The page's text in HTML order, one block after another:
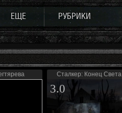
ЕЩЕ РУБРИКИ
Сталкер: Конец Света
3.0